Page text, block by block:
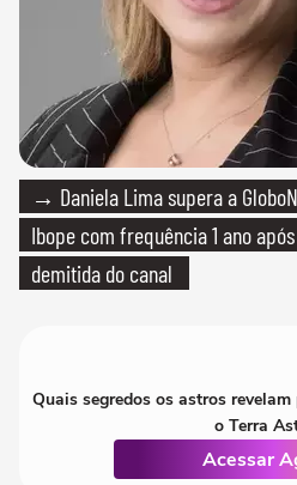
→ Daniela Lima supera a
Ibope com frequência 1 ano
demitida do canal
Quais segredos os astros
o Terra
Acessar